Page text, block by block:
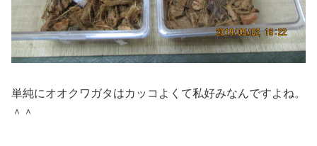
単純にオオクワガタはカッコよくて私好みなんですよね。
＾＾